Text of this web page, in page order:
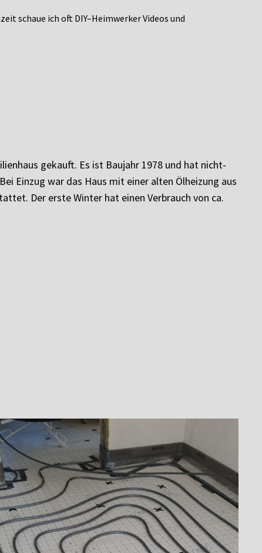
schaue ich oft DIY–Heimwerker Videos und
gekauft. Es ist Baujahr 1978 und hat nicht-
Einzug war das Haus mit einer alten Ölheizung aus
Der erste Winter hat einen Verbrauch von ca.